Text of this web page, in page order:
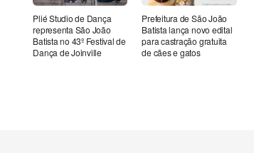
Plié Studio de Dança
representa São João
Batista no 43º Festival de
Dança de Joinville
Prefeitura de São João
Batista lança novo edital
para castração gratuita
de cães e gatos